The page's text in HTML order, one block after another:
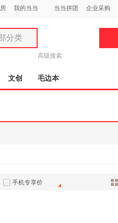
我的当当 当当拼团 企业采购
分类
类
书
日用
高级搜索
文创 毛边本
手机专享价